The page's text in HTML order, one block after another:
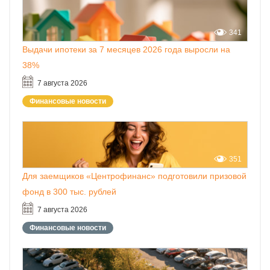
Выдачи ипотеки за 7 месяцев 2026 года выросли на
38%
7 августа 2026
341
Финансовые новости
Для заемщиков «Центрофинанс» подготовили призовой
фонд в 300 тыс. рублей
7 августа 2026
351
Финансовые новости